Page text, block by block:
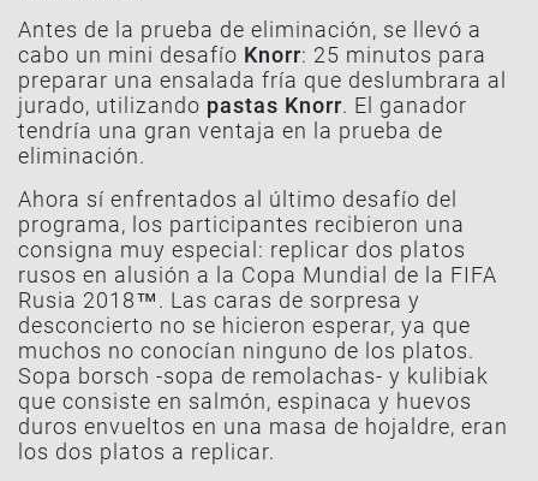
Antes de la prueba de eliminación, se llevó a
cabo un mini desafío Knorr: 25 minutos para
preparar una ensalada fría que deslumbrara al
jurado, utilizando pastas Knorr. El ganador
tendría una gran ventaja en la prueba de
eliminación.
Ahora sí enfrentados al último desafío del
programa, los participantes recibieron una
consigna muy especial: replicar dos platos
rusos en alusión a la Copa Mundial de la FIFA
Rusia 2018™. Las caras de sorpresa y
desconcierto no se hicieron esperar, ya que
muchos no conocían ninguno de los platos.
Sopa borsch -sopa de remolachas- y kulibiak
que consiste en salmón, espinaca y huevos
duros envueltos en una masa de hojaldre, eran
los dos platos a replicar.